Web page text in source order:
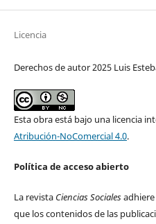
Licencia
Derechos de autor 2025 Luis
Esta obra está bajo una licencia
Atribución-NoComercial 4.0.
Política de acceso abierto
La revista Ciencias Socialesadhiere
que los contenidos de las